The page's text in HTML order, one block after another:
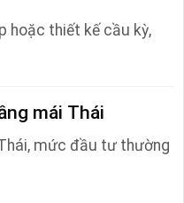
hoặc thiết kế cầu kỳ,
mái Thái
mức đầu tư thường